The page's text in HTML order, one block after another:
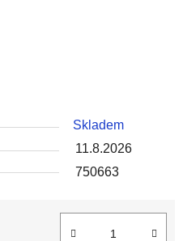
Skladem
11.8.2026
750663